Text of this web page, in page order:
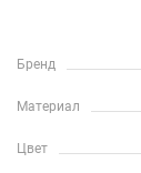
Бренд
Материал
Цвет